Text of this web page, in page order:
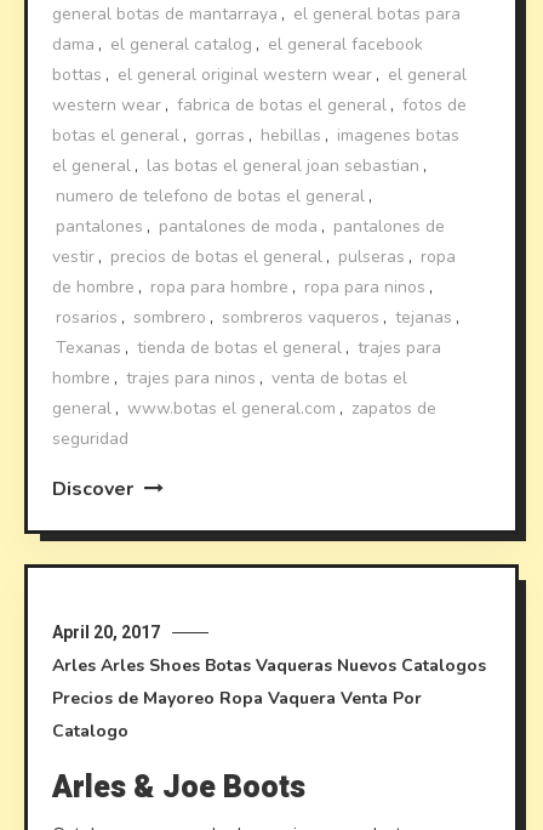
general botas de mantarraya , el general botas para
dama , el general catalog , el general facebook
bottas , el general original western wear , el general
western wear , fabrica de botas el general , fotos de
botas el general , gorras , hebillas , imagenes botas
el general , las botas el general joan sebastian ,
numero de telefono de botas el general ,
pantalones , pantalones de moda , pantalones de
vestir , precios de botas el general , pulseras , ropa
de hombre , ropa para hombre , ropa para ninos ,
rosarios , sombrero , sombreros vaqueros , tejanas ,
Texanas , tienda de botas el general , trajes para
hombre , trajes para ninos , venta de botas el
general , www.botas el general.com , zapatos de
seguridad
Discover
April 20, 2017
Arles Arles Shoes Botas Vaqueras Nuevos Catalogos
Precios de Mayoreo Ropa Vaquera Venta Por
Catalogo
Arles & Joe Boots